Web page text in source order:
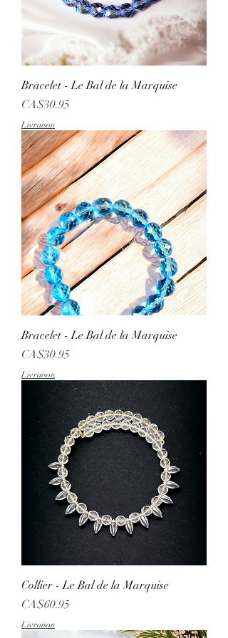
Bracelet - Le Bal de la Marquise
Price
CA$30.95
Livraison
Bracelet - Le Bal de la Marquise
Price
CA$30.95
Livraison
Collier - Le Bal de la Marquise
Price
CA$60.95
Livraison